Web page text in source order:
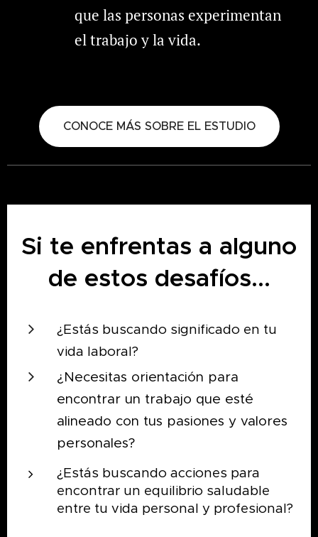
que las personas experimentan
el trabajo y la vida.
CONOCE MÁS SOBRE EL ESTUDIO
Si te enfrentas a alguno
de estos desafíos...
¿Estás buscando significado en tu
vida laboral?
¿Necesitas orientación para
encontrar un trabajo que esté
alineado con tus pasiones y valores
personales?
¿Estás buscando acciones para
encontrar un equilibrio saludable
entre tu vida personal y profesional?